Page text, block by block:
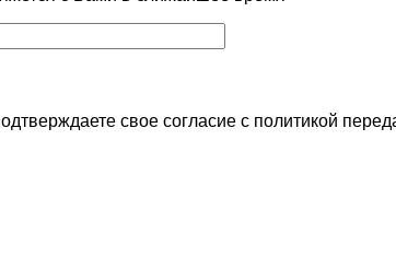
свое согласие с политикой